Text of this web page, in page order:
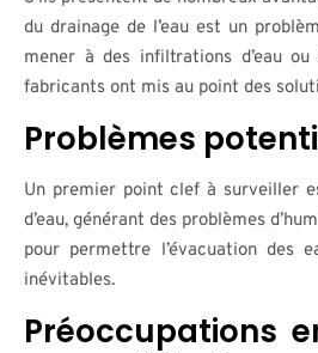
du drainage de l’eau est un
mener à des infiltrations d’eau
fabricants ont mis au point des
Problèmes
Un premier point clef à surveiller
d’eau, générant des problèmes
pour permettre l’évacuation des
inévitables.
Préoccupations